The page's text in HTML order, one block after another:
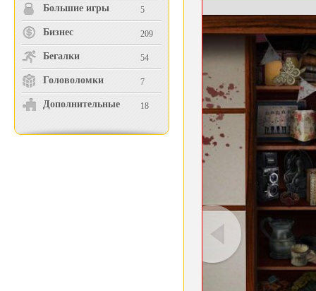
Большие игры 5
Бизнес 209
Бегалки 54
Головоломки 7
Дополнительные 18